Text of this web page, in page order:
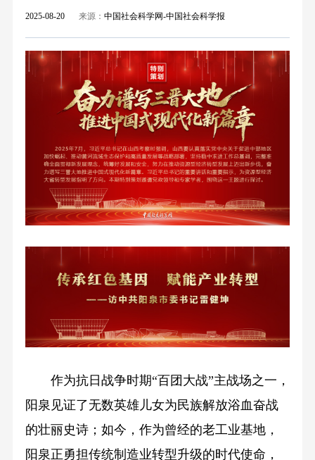
2025-08-20 来源： 中国社会科学网-中国社会科学报
作为抗日战争时期“百团大战”主战场之一，
阳泉见证了无数英雄儿女为民族解放浴血奋战
的壮丽史诗；如今，作为曾经的老工业基地，
阳泉正勇担传统制造业转型升级的时代使命，